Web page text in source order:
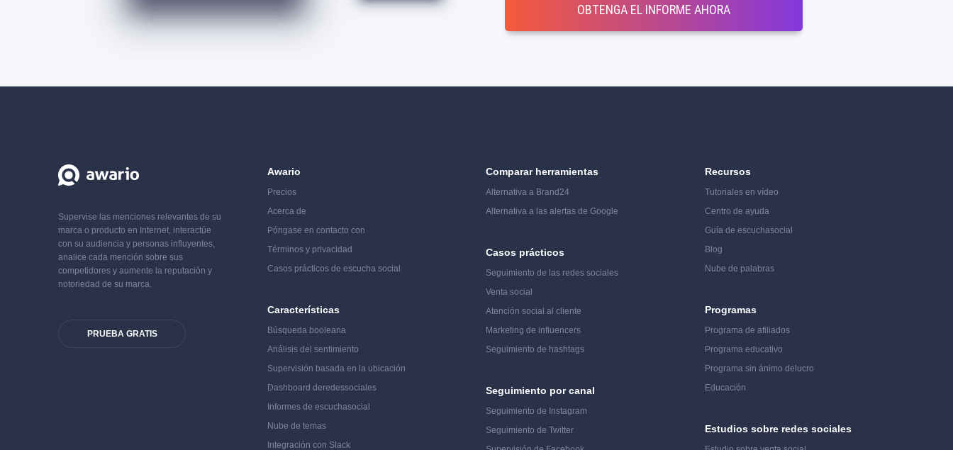
OBTENGA EL INFORME AHORA
Supervise las menciones relevantes de su
marca o producto en Internet, interactúe
con su audiencia y personas influyentes,
analice cada mención sobre sus
competidores y aumente la reputación y
notoriedad de su marca.
PRUEBA GRATIS
Awario
Precios
Acerca de
Póngase en contacto con
Términos y privacidad
Casos prácticos de escucha social
Características
Búsqueda booleana
Análisis del sentimiento
Supervisión basada en la ubicación
Dashboard deredessociales
Informes de escuchasocial
Nube de temas
Integración con Slack
Comparar herramientas
Alternativa a Brand24
Alternativa a las alertas de Google
Casos prácticos
Seguimiento de las redes sociales
Venta social
Atención social al cliente
Marketing de influencers
Seguimiento de hashtags
Seguimiento por canal
Seguimiento de Instagram
Seguimiento de Twitter
Recursos
Tutoriales en vídeo
Centro de ayuda
Guía de escuchasocial
Blog
Nube de palabras
Programas
Programa de afiliados
Programa educativo
Programa sin ánimo de lucro
Educación
Estudios sobre redes sociales